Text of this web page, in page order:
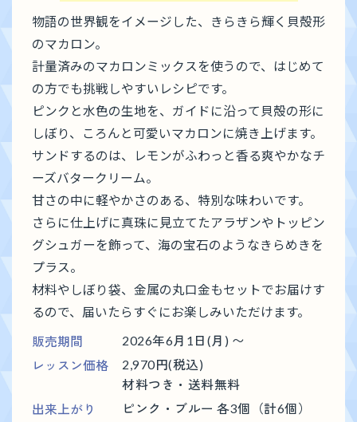
物語の世界観をイメージした、きらきら輝く貝殻形
のマカロン。
計量済みのマカロンミックスを使うので、はじめて
の方でも挑戦しやすいレシピです。
ピンクと水色の生地を、ガイドに沿って貝殻の形に
しぼり、ころんと可愛いマカロンに焼き上げます。
サンドするのは、レモンがふわっと香る爽やかなチ
ーズバタークリーム。
甘さの中に軽やかさのある、特別な味わいです。
さらに仕上げに真珠に見立てたアラザンやトッピン
グシュガーを飾って、海の宝石のようなきらめきを
プラス。
材料やしぼり袋、金属の丸口金もセットでお届けす
るので、届いたらすぐにお楽しみいただけます。
販売期間
2026年6月1日(月) 〜
レッスン価格
2,970円(税込)
材料つき・送料無料
出来上がり ピンク・ブルー 各3個（計6個）